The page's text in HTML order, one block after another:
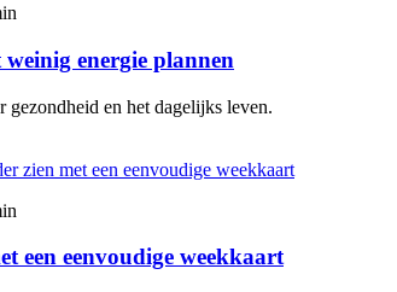
weinig energie plannen
gezondheid en het dagelijks leven.
een eenvoudige weekkaart